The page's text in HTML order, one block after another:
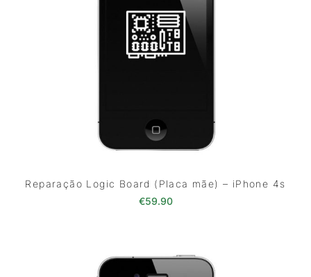
Reparação Logic Board (Placa mãe) – iPhone 4s
€59.90